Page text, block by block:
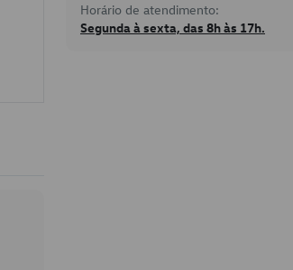
Horário de atendimento:
Segunda à sexta, das 8h às 17h.